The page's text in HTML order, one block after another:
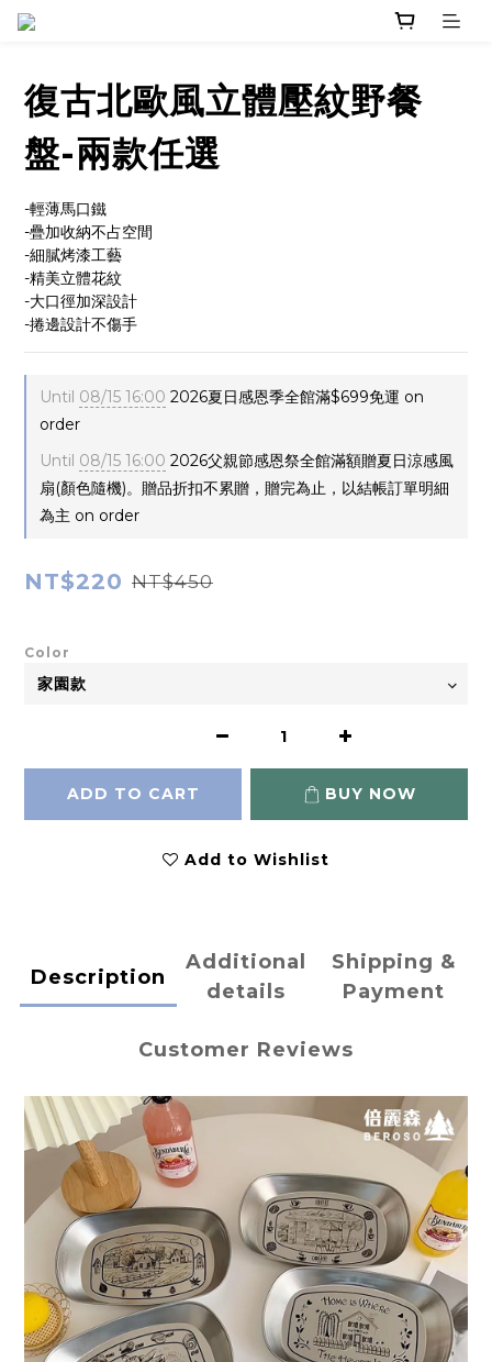
復古北歐風立體壓紋野餐
盤-兩款任選
-輕薄馬口鐵
-疊加收納不占空間
-細膩烤漆工藝
-精美立體花紋
-大口徑加深設計
-捲邊設計不傷手
Until 08/15 16:00 2026夏日感恩季全館滿$699免運 on
order
Until 08/15 16:00 2026父親節感恩祭全館滿額贈夏日涼感風
扇(顏色隨機)。贈品折扣不累贈，贈完為止，以結帳訂單明細
為主 on order
NT$220 NT$450
Color
ADD TO CART BUY NOW
Add to Wishlist
Description
Additional
details
Shipping &
Payment
Customer Reviews